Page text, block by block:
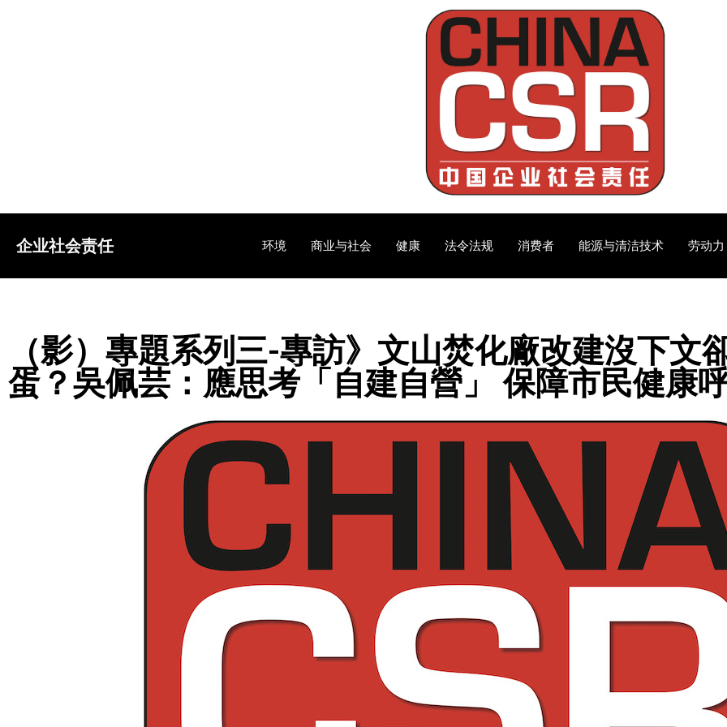
企业社会责任 环境 商业与社会 健康 法令法规 消费者 能源与清洁技术 劳动力
（影）專題系列三-專訪》文山焚化廠改建沒下文
蛋？吳佩芸：應思考「自建自營」 保障市民健康